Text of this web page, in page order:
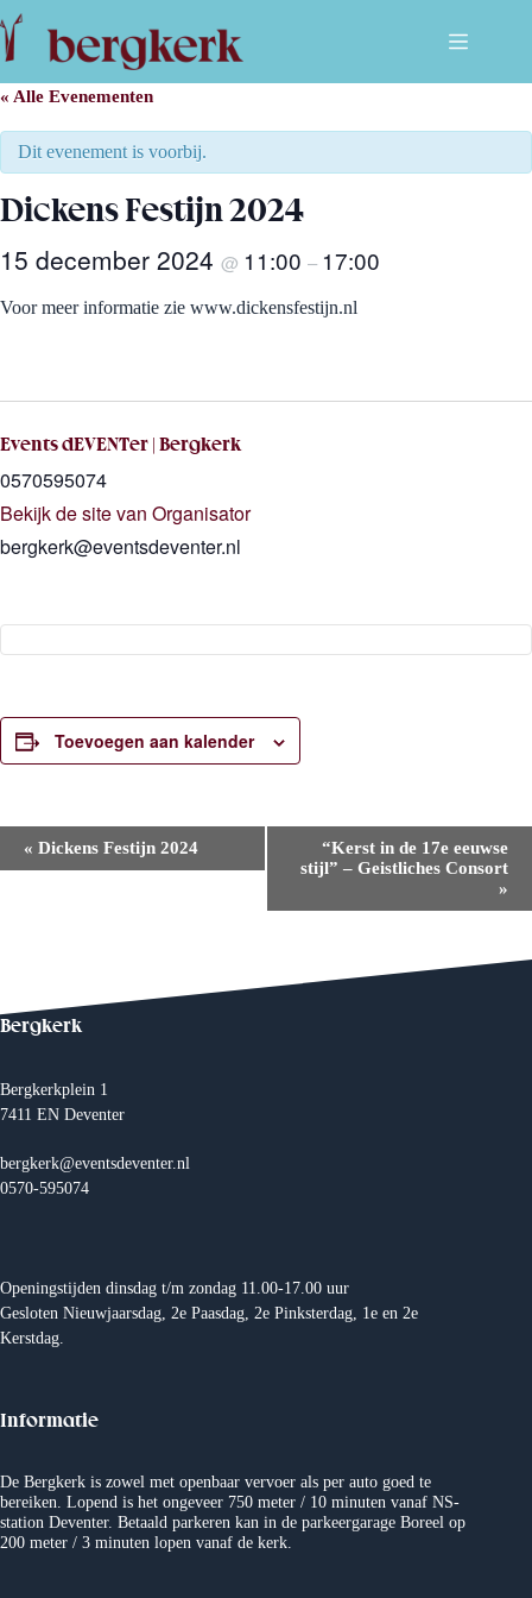
Ga
naar
de
« Alle Evenementen
Dit evenement is voorbij.
Dickens Festijn 2024
15 december 2024 @ 11:00 – 17:00
Voor meer informatie zie www.dickensfestijn.nl
Events dEVENTer | Bergkerk
0570595074
Bekijk de site van Organisator
bergkerk@eventsdeventer.nl
Toevoegen aan kalender
e
N
a
g
a
i
e
« Dickens Festijn 2024
“Kerst in de 17e eeuwse
stijl” – Geistliches Consort
»
Bergkerk
Bergkerkplein 1
7411 EN Deventer
bergkerk@eventsdeventer.nl
0570-595074
Openingstijden dinsdag t/m zondag 11.00-17.00 uur
Gesloten Nieuwjaarsdag, 2e Paasdag, 2e Pinksterdag, 1e en 2e
Kerstdag.
Informatie
De Bergkerk is zowel met openbaar vervoer als per auto goed te
bereiken. Lopend is het ongeveer 750 meter / 10 minuten vanaf NS-
station Deventer. Betaald parkeren kan in de parkeergarage Boreel op
200 meter / 3 minuten lopen vanaf de kerk.